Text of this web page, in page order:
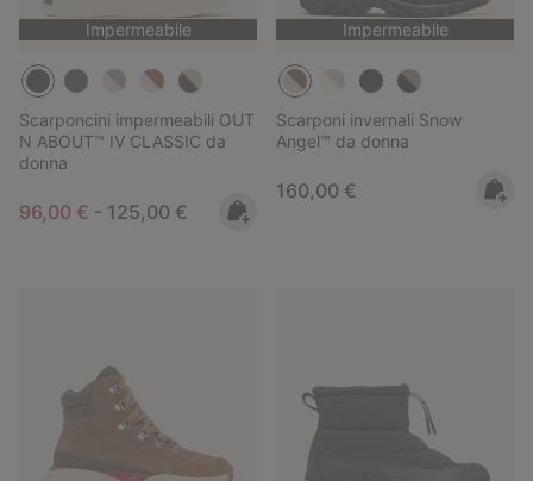
Impermeabile
Scarponcini impermeabili OUT
N ABOUT™ IV CLASSIC da
donna
Minimum sale price:
96,00 € - Maximum price:
125,00 €
Impermeabile
Scarponi invernali Snow
Angel™ da donna
Regular price:
160,00 €